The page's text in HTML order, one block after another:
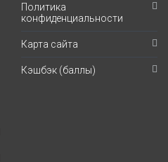
Политика
конфиденциальности
Карта сайта
Кэшбэк (баллы)